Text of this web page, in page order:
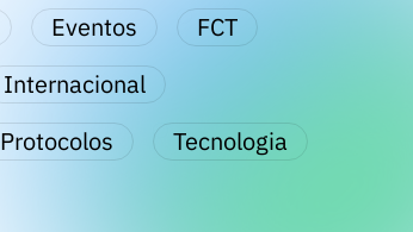
Eventos
FCT
Internacional
Protocolos
Tecnologia